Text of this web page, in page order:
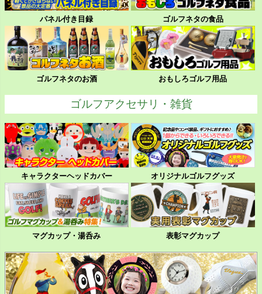
パネル付き目録 ゴルフネタの食品
ゴルフネタのお酒 おもしろゴルフ用品
ゴルフアクセサリ・雑貨
キャラクターヘッドカバー オリジナルゴルフグッズ
マグカップ・湯呑み 表彰マグカップ